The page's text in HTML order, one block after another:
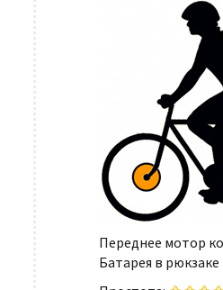
Переднее мотор
Батарея в рюкзаке